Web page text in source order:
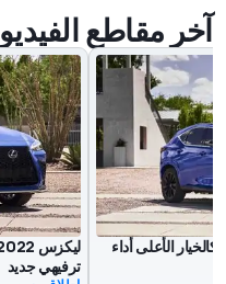
آخر مقاطع الفيديو
ترفيهي جديد